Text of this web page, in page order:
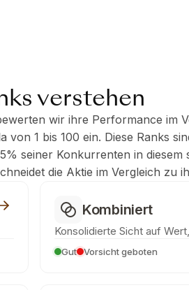
verstehen
wir ihre Performance im
1 bis 100 ein. Diese Ranks
seiner Konkurrenten in diesem
die Aktie im Vergleich zu
Kombiniert
Konsolidierte Sicht auf
Gut Vorsicht geboten